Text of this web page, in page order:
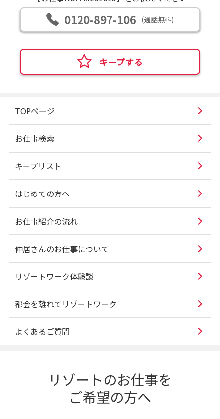
0120-897-106 (通話無料)
キープする
TOPページ
お仕事検索
キープリスト
はじめての方へ
お仕事紹介の流れ
仲居さんのお仕事について
リゾートワーク体験談
都会を離れてリゾートワーク
よくあるご質問
リゾートのお仕事を
ご希望の方へ